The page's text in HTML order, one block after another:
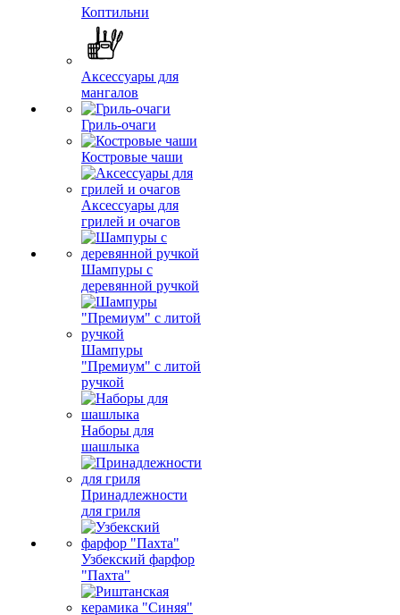
Коптильни
Аксессуары для
мангалов
Гриль-очаги
Костровые чаши
Аксессуары для
грилей и очагов
Шампуры с
деревянной ручкой
Шампуры
"Премиум" с литой
ручкой
Наборы для
шашлыка
Принадлежности
для гриля
Узбекский фарфор
"Пахта"